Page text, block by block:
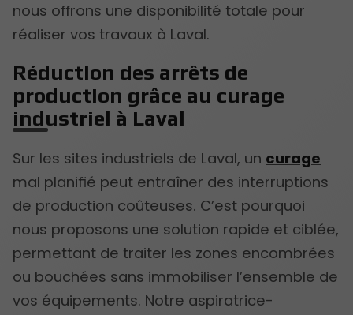
nous offrons une disponibilité totale pour
réaliser vos travaux à Laval.
Réduction des arrêts de
production grâce au curage
industriel à Laval
Sur les sites industriels de Laval, un curage
mal planifié peut entraîner des interruptions
de production coûteuses. C’est pourquoi
nous proposons une solution rapide et ciblée,
permettant de traiter les zones encombrées
ou bouchées sans immobiliser l’ensemble de
vos équipements. Notre aspiratrice-